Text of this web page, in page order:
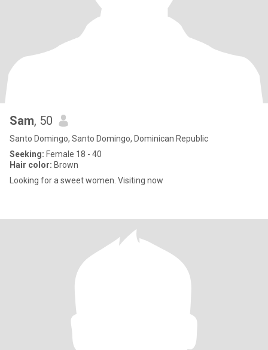
Sam, 50
Santo Domingo, Santo Domingo, Dominican Republic
Seeking: Female 18 - 40
Hair color: Brown
Looking for a sweet women. Visiting now